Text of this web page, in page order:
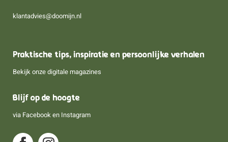
klantadvies@doomijn.nl
Praktische tips, inspiratie en persoonlijke verhalen
Bekijk onze digitale magazines
Blijf op de hoogte
via Facebook en Instagram